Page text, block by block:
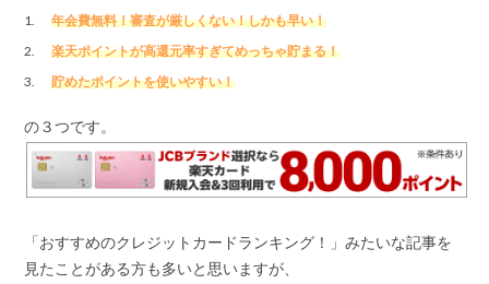
年会費無料！審査が厳しくない！しかも早い！
楽天ポイントが高還元率すぎてめっちゃ貯まる！
貯めたポイントを使いやすい！
の３つです。
「おすすめのクレジットカードランキング！」みたいな記事を
見たことがある方も多いと思いますが、